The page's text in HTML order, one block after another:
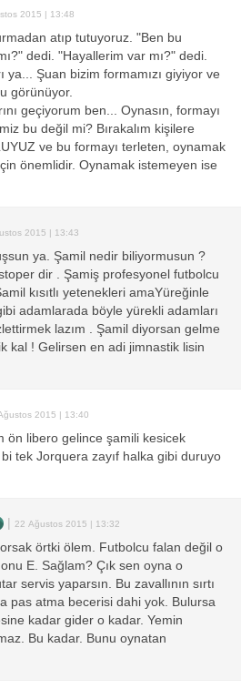
2015 | 13:48
atıp tutuyoruz. "Ben bu
dedi. "Hayallerim var mı?" dedi.
ya... Şuan bizim formamızı giyiyor ve
görünüyor.
geçiyorum ben... Oynasın, formayı
bu değil mi? Bırakalım kişilere
ve bu formayı terleten, oynamak
önemlidir. Oynamak istemeyen ise
2015 | 13:43
ya. Şamil nedir biliyormusun ?
dir . Şamiş profesyonel futbolcu
kısıtlı yetenekleri amaYüreğinle
adamlarada böyle yürekli adamları
lazım . Şamil diyorsan gelme
kal ! Gelirsen en adi jimnastik lisin
2015 | 13:40
ön libero gelince şamili kesicek
tek Jorquera zayıf halka gibi duruyo
22 Ağustos 2015 | 13:32
örtki ölem. Futbolcu falan değil o
E. Sağlam? Çık sen oyna o
servis yaparsın. Bu zavallının sırtı
pas atma becerisi dahi yok. Bulursa
kadar gider o kadar. Yemin
Bu kadar. Bunu oynatan